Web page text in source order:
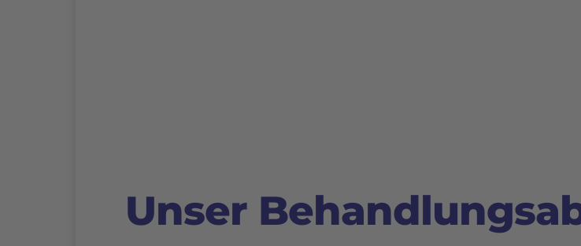
Unser